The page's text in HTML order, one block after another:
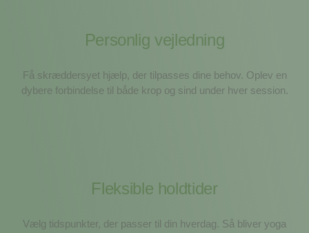
Personlig vejledning
Få skræddersyet hjælp, der tilpasses dine behov. Oplev en
dybere forbindelse til både krop og sind under hver session.
Fleksible holdtider
Vælg tidspunkter, der passer til din hverdag. Så bliver yoga